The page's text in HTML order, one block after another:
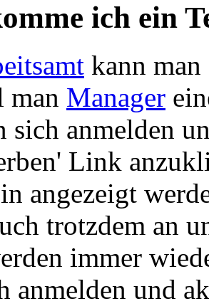
ich ein
kann
man Manager
sich anmelden
Link
angezeigt
trotzdem an
immer
anmelden und